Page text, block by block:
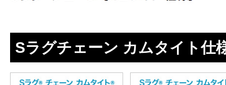
Sラグチェーン カムタイト仕